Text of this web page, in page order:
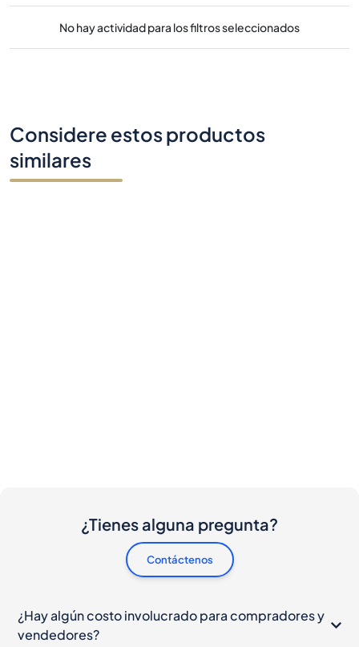
No hay actividad para los filtros seleccionados
Considere estos productos
similares
¿Tienes alguna pregunta?
Contáctenos
¿Hay algún costo involucrado para compradores y
vendedores?